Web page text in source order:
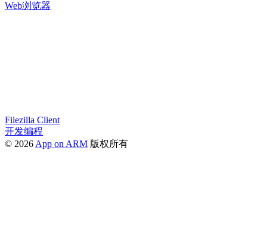
Web浏览器
Filezilla Client
开发编程
© 2026 App on ARM 版权所有